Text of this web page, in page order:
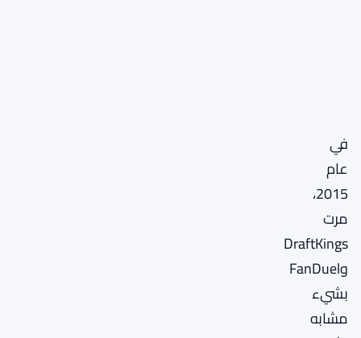
في
عام
2015،
مرت
DraftKings
وFanDuel
بشيء
مشابه